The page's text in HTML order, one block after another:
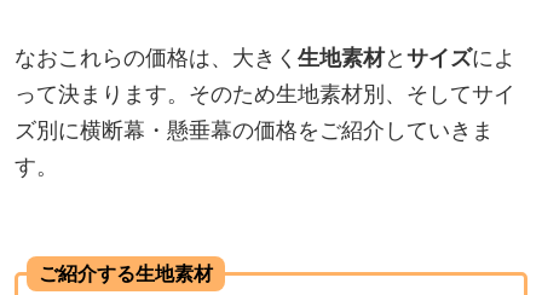
なおこれらの価格は、大きく 生地素材と サイズによ
って決まります。そのため生地素材別、そしてサイ
ズ別に横断幕・懸垂幕の価格をご紹介していきま
す。
ご紹介する生地素材